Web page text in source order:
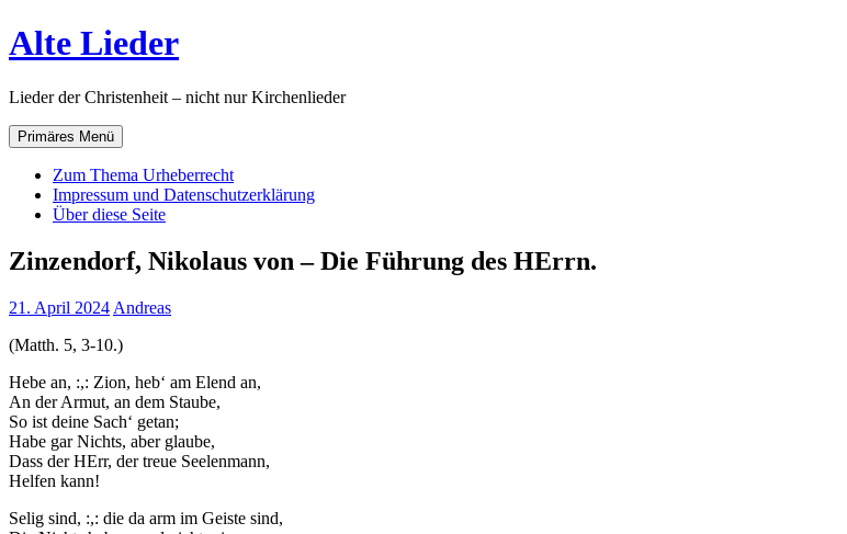
Zum
Inhalt
Alte Lieder
Lieder der Christenheit – nicht nur Kirchenlieder
Primäres Menü
Zum Thema Urheberrecht
Impressum und Datenschutzerklärung
Über diese Seite
Zinzendorf, Nikolaus von – Die Führung des HErrn.
21. April 2024 Andreas
(Matth. 5, 3-10.)
Hebe an, :,: Zion, heb‘ am Elend an,
An der Armut, an dem Staube,
So ist deine Sach‘ getan;
Habe gar Nichts, aber glaube,
Dass der HErr, der treue Seelenmann,
Helfen kann!
Selig sind, :,: die da arm im Geiste sind,